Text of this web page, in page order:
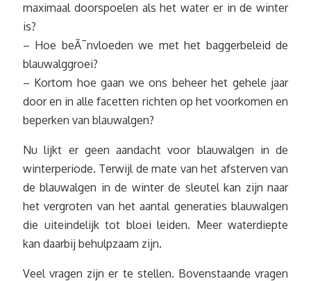
maximaal doorspoelen als het water er in de winter
is?
– Hoe beÃ¯nvloeden we met het baggerbeleid de
blauwalggroei?
– Kortom hoe gaan we ons beheer het gehele jaar
door en in alle facetten richten op het voorkomen en
beperken van blauwalgen?
Nu lijkt er geen aandacht voor blauwalgen in de
winterperiode. Terwijl de mate van het afsterven van
de blauwalgen in de winter de sleutel kan zijn naar
het vergroten van het aantal generaties blauwalgen
die uiteindelijk tot bloei leiden. Meer waterdiepte
kan daarbij behulpzaam zijn.
Veel vragen zijn er te stellen. Bovenstaande vragen